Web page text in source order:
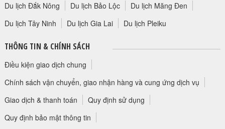
Du lịch Đắk Nông
Du lịch Bảo Lộc
Du lịch Măng Đen
Du lịch Tây Ninh
Du lịch Gia Lai Du lịch Pleiku
THÔNG TIN & CHÍNH SÁCH
Điều kiện giao dịch chung
Chính sách vận chuyển, giao nhận hàng và cung ứng dịch vụ
Giao dịch & thanh toán
Quy định sử dụng
Quy định bảo mật thông tin